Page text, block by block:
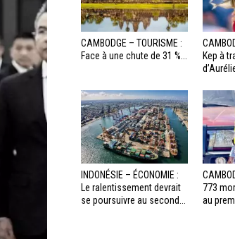
CAMBODGE – TOURISME :
Face à une chute de 31 %...
Kep à
INDONÉSIE – ÉCONOMIE :
Le ralentissement devrait
se poursuivre au second...
773
au